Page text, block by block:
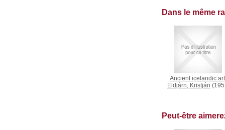
Dans le même
Ancient icelandic art
Eldjárn, Kristján
Peut-être